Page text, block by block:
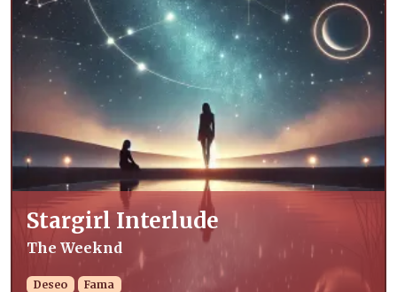
Stargirl Interlude
The Weeknd
Deseo Fama